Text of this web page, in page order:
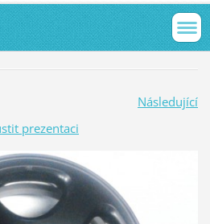
Následující
prezentaci